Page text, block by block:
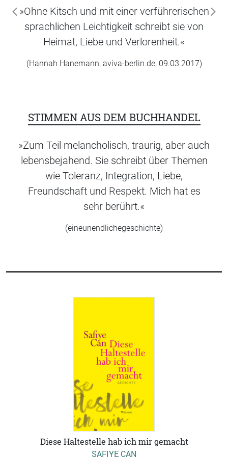
»Ohne Kitsch und mit einer verführerischen
sprachlichen Leichtigkeit schreibt sie von
Heimat, Liebe und Verlorenheit.«
(Hannah Hanemann, aviva-berlin.de, 09.03.2017)
zurück
STIMMEN AUS DEM BUCHHANDEL
»Zum Teil melancholisch, traurig, aber auch
lebensbejahend. Sie schreibt über Themen
wie Toleranz, Integration, Liebe,
Freundschaft und Respekt. Mich hat es
sehr berührt.«
(eineunendlichegeschichte)
Diese Haltestelle hab ich mir gemacht
SAFIYE CAN